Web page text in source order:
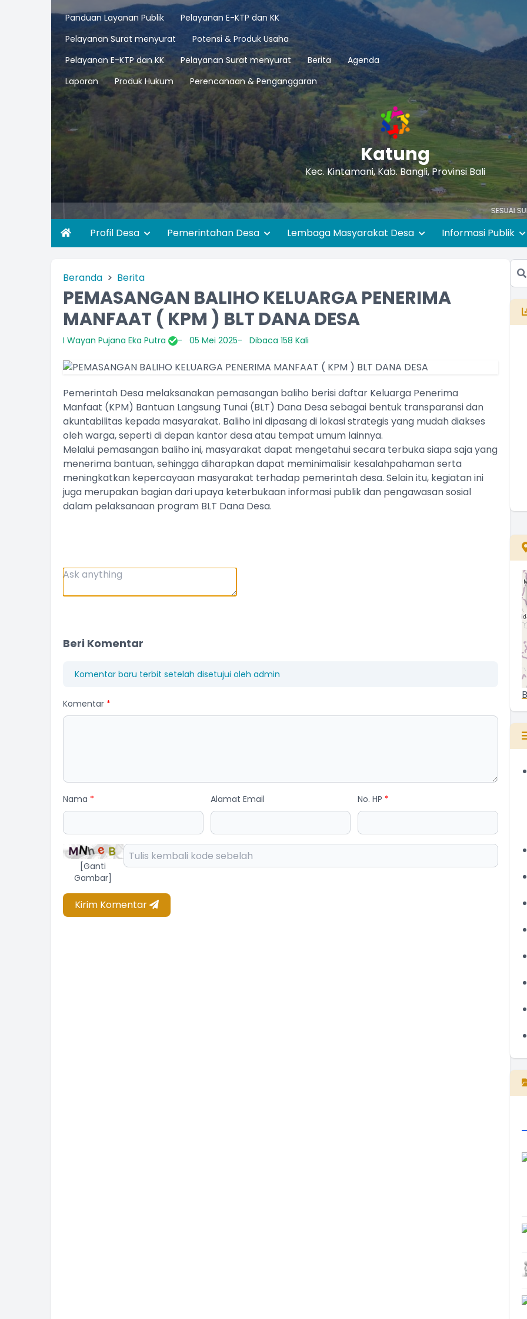
Panduan Layanan Publik
Pelayanan E-KTP dan KK
Pelayanan Surat menyurat
Potensi & Produk Usaha
Pelayanan E-KTP dan KK
Pelayanan Surat menyurat Berita
Agenda
Laporan
Produk Hukum Perencanaan & Penganggaran
Katung
Kec. Kintamani, Kab. Bangli, Provinsi Bali
SESUAI SURAT EDARAN
Profil Desa Pemerintahan Desa Lembaga Masyarakat Desa Informasi Publik
Beranda Berita
PEMASANGAN BALIHO KELUARGA PENERIMA
MANFAAT ( KPM ) BLT DANA DESA
I Wayan Pujana Eka Putra 05 Mei 2025 Dibaca 158 Kali
Pemerintah Desa melaksanakan pemasangan baliho berisi daftar Keluarga Penerima
Manfaat (KPM) Bantuan Langsung Tunai (BLT) Dana Desa sebagai bentuk transparansi dan
akuntabilitas kepada masyarakat. Baliho ini dipasang di lokasi strategis yang mudah diakses
oleh warga, seperti di depan kantor desa atau tempat umum lainnya.
Melalui pemasangan baliho ini, masyarakat dapat mengetahui secara terbuka siapa saja yang
menerima bantuan, sehingga diharapkan dapat meminimalisir kesalahpahaman serta
meningkatkan kepercayaan masyarakat terhadap pemerintah desa. Selain itu, kegiatan ini
juga merupakan bagian dari upaya keterbukaan informasi publik dan pengawasan sosial
dalam pelaksanaan program BLT Dana Desa.
Beri Komentar
Komentar baru terbit setelah disetujui oleh admin
Komentar *
Nama * Alamat Email No. HP *
[Ganti
Gambar]
Kirim Komentar